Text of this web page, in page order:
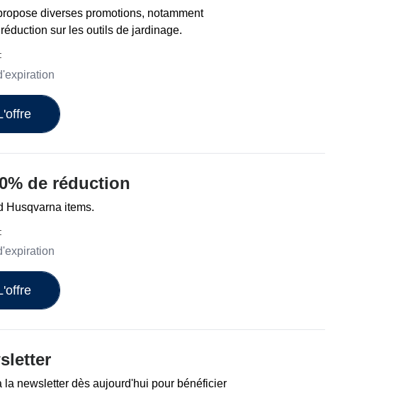
diverses promotions, notamment
sur les outils de jardinage.
de réduction
Husqvarna items.
la newsletter dès aujourd'hui pour bénéficier